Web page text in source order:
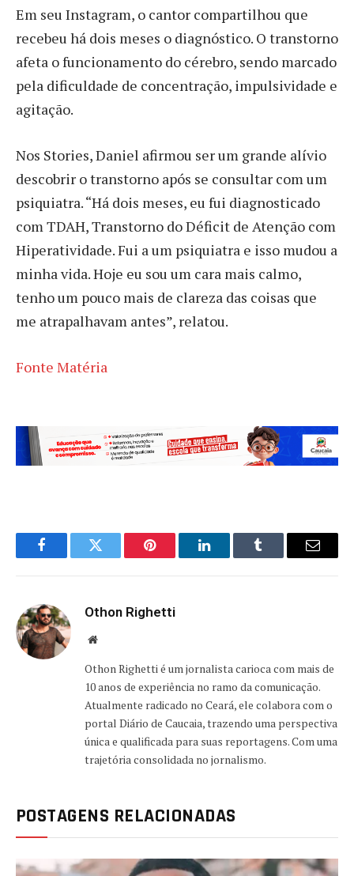
Em seu Instagram, o cantor compartilhou que
recebeu há dois meses o diagnóstico. O transtorno
afeta o funcionamento do cérebro, sendo marcado
pela dificuldade de concentração, impulsividade e
agitação.
Nos Stories, Daniel afirmou ser um grande alívio
descobrir o transtorno após se consultar com um
psiquiatra. “Há dois meses, eu fui diagnosticado
com TDAH, Transtorno do Déficit de Atenção com
Hiperatividade. Fui a um psiquiatra e isso mudou a
minha vida. Hoje eu sou um cara mais calmo,
tenho um pouco mais de clareza das coisas que
me atrapalhavam antes”, relatou.
Fonte Matéria
FacebookTwitter Pinterest LinkedInTumblr Email
Othon Righetti
Website
Othon Righetti é um jornalista carioca com mais de
10 anos de experiência no ramo da comunicação.
Atualmente radicado no Ceará, ele colabora com o
portal Diário de Caucaia, trazendo uma perspectiva
única e qualificada para suas reportagens. Com uma
trajetória consolidada no jornalismo.
POSTAGENS RELACIONADAS